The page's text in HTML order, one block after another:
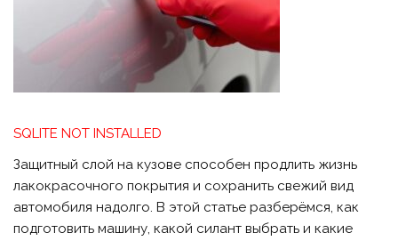
SQLITE NOT INSTALLED
Защитный слой на кузове способен продлить жизнь
лакокрасочного покрытия и сохранить свежий вид
автомобиля надолго. В этой статье разберёмся, как
подготовить машину, какой силант выбрать и какие